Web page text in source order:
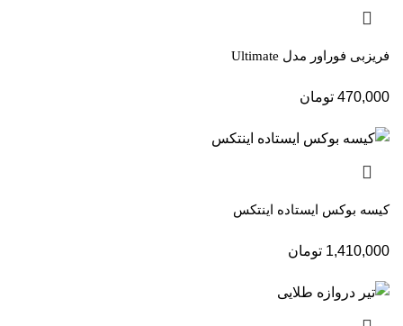
فریزبی فوراور مدل Ultimate
470,000 تومان
کیسه بوکس ایستاده اینتکس
1,410,000 تومان